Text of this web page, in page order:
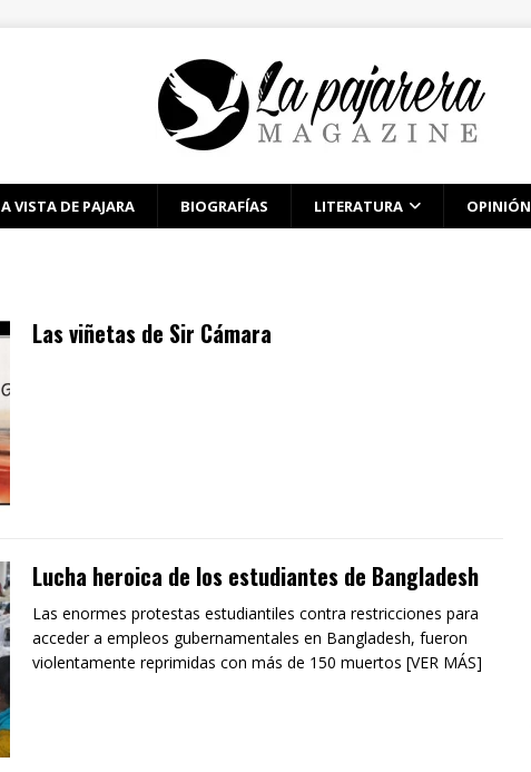
A VISTA DE PAJARA BIOGRAFÍAS LITERATURA OPINIÓN
Las viñetas de Sir Cámara
Lucha heroica de los estudiantes de Bangladesh
Las enormes protestas estudiantiles contra restricciones para
acceder a empleos gubernamentales en Bangladesh, fueron
violentamente reprimidas con más de 150 muertos [VER MÁS]